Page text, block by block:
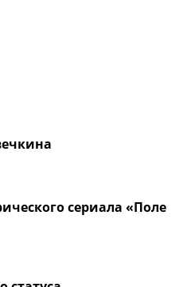
сериала «Поле